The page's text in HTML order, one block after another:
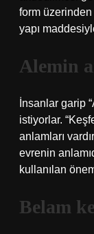
form
yapı
Alemin
İnsanlar garip
istiyorlar.
anlamları
evrenin
kullanılan
Belam